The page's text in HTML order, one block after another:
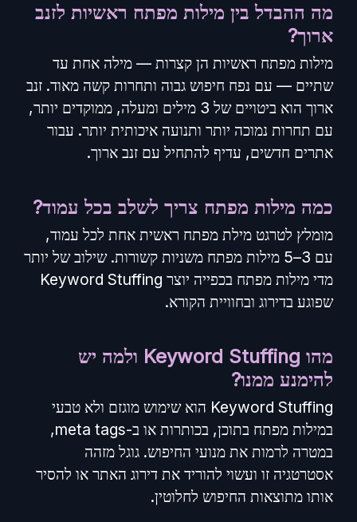
מה ההבדל בין מילות מפתח ראשיות לזנב
ארוך?
מילות מפתח ראשיות הן קצרות — מילה אחת עד
שתיים — עם נפח חיפוש גבוה ותחרות קשה מאוד. זנב
ארוך הוא ביטויים של 3 מילים ומעלה, ממוקדים יותר,
עם תחרות נמוכה יותר ותנועה איכותית יותר. עבור
אתרים חדשים, עדיף להתחיל עם זנב ארוך.
כמה מילות מפתח צריך לשלב בכל עמוד?
מומלץ לטרגט מילת מפתח ראשית אחת לכל עמוד,
עם 3–5 מילות מפתח משניות קשורות. שילוב של יותר
מדי מילות מפתח בכפייה יוצר Keyword Stuffing
שפוגע בדירוג ובחוויית הקורא.
מהו Keyword Stuffing ולמה יש
להימנע ממנו?
Keyword Stuffing הוא שימוש מוגזם ולא טבעי
במילות מפתח בתוכן, בכותרות או ב-meta tags,
במטרה לרמות את מנועי החיפוש. גוגל מזהה
אסטרטגיה זו ועשוי להוריד את דירוג האתר או להסיר
אותו מתוצאות החיפוש לחלוטין.